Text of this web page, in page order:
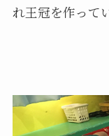
れ王冠を作って